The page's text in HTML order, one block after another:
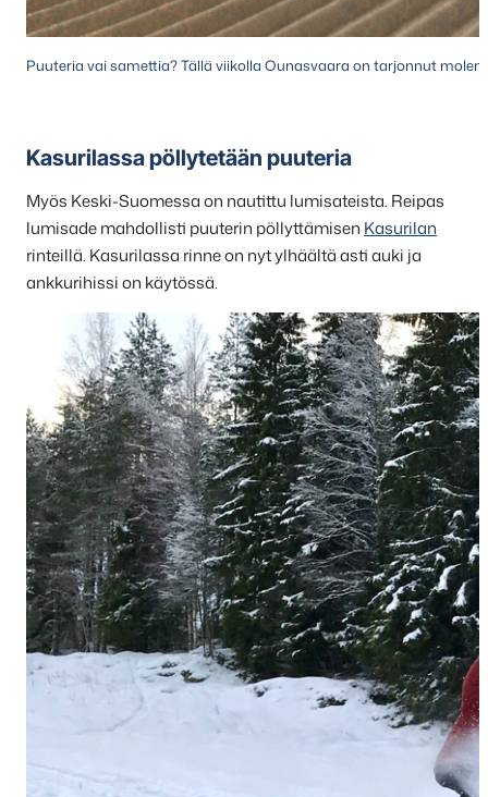
Puuteria vai samettia? Tällä viikolla Ounasvaara on tarjonnut
Kasurilassa pöllytetään puuteria
Myös Keski-Suomessa on nautittu lumisateista. Reipas
lumisade mahdollisti puuterin pöllyttämisen Kasurilan
rinteillä. Kasurilassa rinne on nyt ylhäältä asti auki ja
ankkurihissi on käytössä.